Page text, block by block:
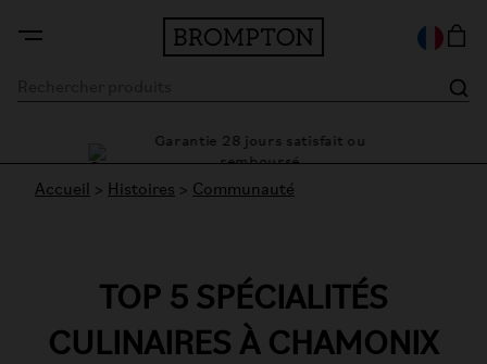
Garantie 28 jours satisfait ou
remboursé
Accueil > Histoires > Communauté
TOP 5 SPÉCIALITÉS
CULINAIRES À CHAMONIX